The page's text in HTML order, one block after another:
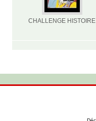
CHALLENGE HISTOIRE